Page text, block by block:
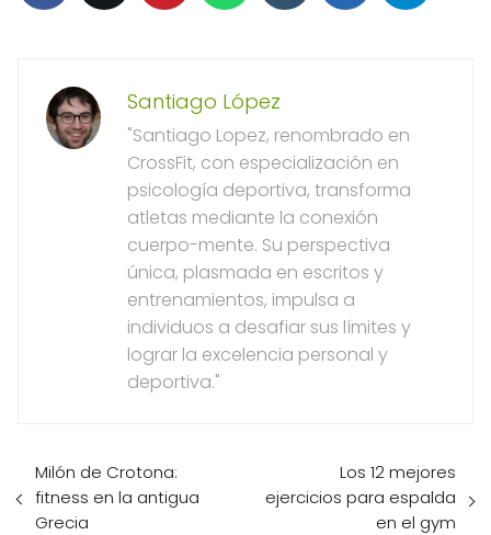
Santiago López
"Santiago Lopez, renombrado en
CrossFit, con especialización en
psicología deportiva, transforma
atletas mediante la conexión
cuerpo-mente. Su perspectiva
única, plasmada en escritos y
entrenamientos, impulsa a
individuos a desafiar sus límites y
lograr la excelencia personal y
deportiva."
Milón de Crotona:
fitness en la antigua
Grecia
Los 12 mejores
ejercicios para espalda
en el gym